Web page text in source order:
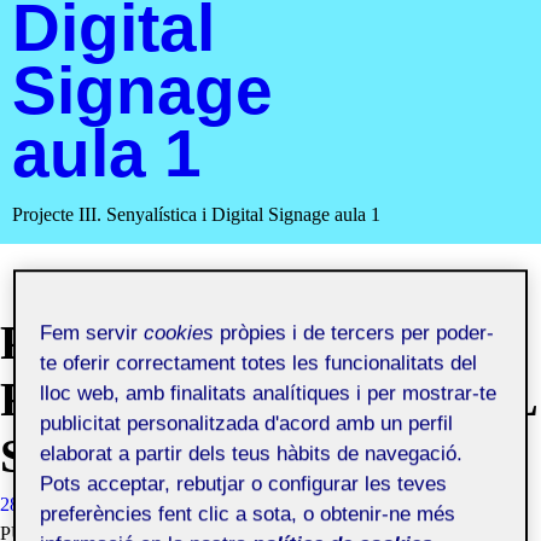
Digital
Signage
aula 1
Projecte III. Senyalística i Digital Signage aula 1
PAC3
FORMALITZACIÓ DEL
SISTEMA
28 ABRIL, 2021 GLORIA ADRIAN BACHEVA VISIBILITAT:
PÚBLIC
Fem servircookies pròpies i de tercers per poder-
te oferir correctament totes les funcionalitats del
lloc web, amb finalitats analítiques i per mostrar-te
publicitat personalitzada d'acord amb un perfil
elaborat a partir dels teus hàbits de navegació.
Pots acceptar, rebutjar o configurar les teves
preferències fent clic a sota, o obtenir-ne més